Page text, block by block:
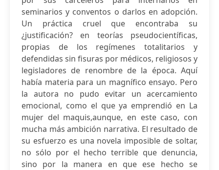
seminarios y conventos o darlos en adopción.
Un práctica cruel que encontraba su
¿justificación? en teorías pseudocientíficas,
propias de los regímenes totalitarios y
defendidas sin fisuras por médicos, religiosos y
legisladores de renombre de la época. Aquí
había materia para un magnífico ensayo. Pero
la autora no pudo evitar un acercamiento
emocional, como el que ya emprendió en La
mujer del maquis,aunque, en este caso, con
mucha más ambición narrativa. El resultado de
su esfuerzo es una novela imposible de soltar,
no sólo por el hecho terrible que denuncia,
sino por la manera en que ese hecho se